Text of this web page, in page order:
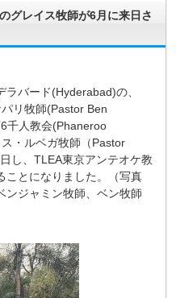
グレイス牧師が6月に来日さ
バード(Hyderabad)の、
リ牧師(Pastor Ben
千人教会(Phaneroo
・ルベガ牧師（Pastor
し、TLEA東京アンテオケ教
ことになりました。（写真
ンジャミン牧師、ベン牧師